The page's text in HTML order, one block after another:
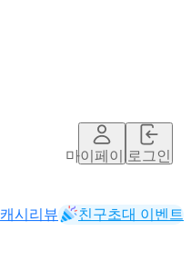
마이페이지로그인
캐시리뷰 친구초대 이벤트